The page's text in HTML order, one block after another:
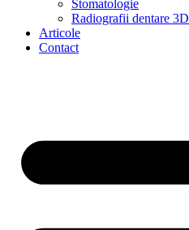
Stomatologie
Radiografii dentare 3D
Articole
Contact